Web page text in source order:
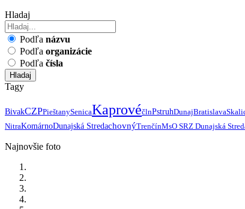
Hladaj
Podľa názvu
Podľa organizácie
Podľa čísla
Hladaj
Tagy
BivakCZPPieštanySenicaKaprovéčlnPstruhDunajBratislava
NitraKomárnoDunajská StredachovnýTrenčínMsO SRZ Dunajská
Najnovšie foto